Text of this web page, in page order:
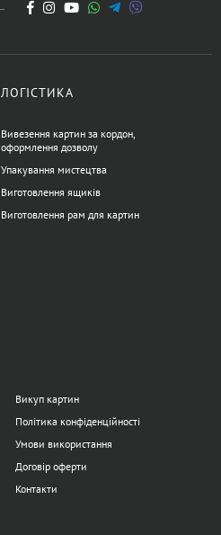
ЛОГІСТИКА
Вивезення картин за кордон,
оформлення дозволу
Упакування мистецтва
Виготовлення ящиків
Виготовлення рам для картин
Викуп картин
Політика конфіденційності
Умови використання
Договір оферти
Контакти